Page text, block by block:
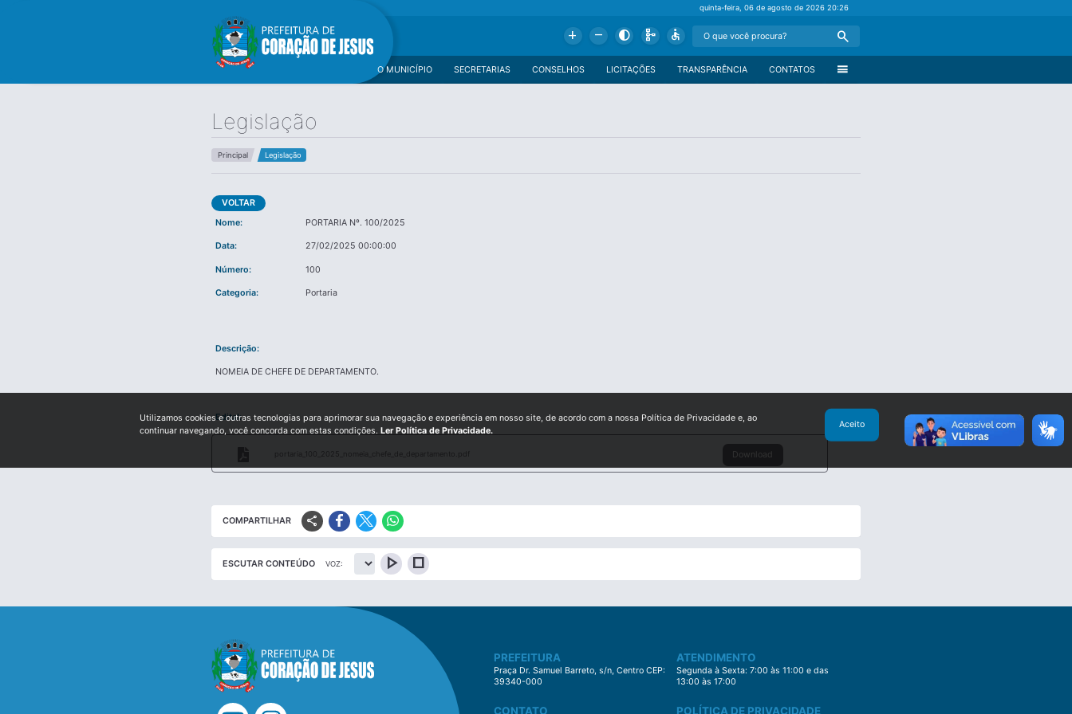
quinta-feira, 06 de agosto de 202620:26
Add Remove Contrast Schema Accessible Search
menu
CONTATOS
TRANSPARÊNCIA
LICITAÇÕES
CONSELHOS
SECRETARIAS
O MUNICÍPIO
Legislação
Principal Legislação
VOLTAR
Nome:
PORTARIA Nº. 100/2025
Data: 27/02/2025 00:00:00
Número: 100
Categoria: Portaria
Descrição:
NOMEIA DE CHEFE DE DEPARTAMENTO.
Edital:
portaria_100_2025_nomeia_chefe_de_departamento.pdf Download
COMPARTILHAR share
ESCUTAR CONTEÚDO VOZ: play_arrow stop
PREFEITURA
Praça Dr. Samuel Barreto, s/n, Centro CEP:
39340-000
ATENDIMENTO
Segunda à Sexta: 7:00 às 11:00 e das
13:00 às 17:00
CONTATO POLÍTICA DE PRIVACIDADE
Utilizamos cookies e outras tecnologias para aprimorar sua navegação e experiência em nosso site, de acordo com a nossa Política de Privacidade e, ao
continuar navegando, você concorda com estas condições. Ler Política de Privacidade.
Aceito